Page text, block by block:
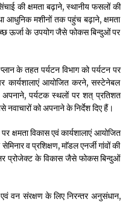
Day 14 May
13 May
11 May
की क्षमता बढ़ाने, स्थानीय फसलों की
आधुनिक मशीनों तक पहुंच बढ़ाने, क्षमता
ऊर्जा के उपयोग जैसे फोकस बिन्दुओं पर
के तहत पर्यटन विभाग को पर्यटन पर
कार्यशालाएं आयोजित करने, सस्टेनेबल
पर्यटक स्थलों पर शत् प्रतिशत
को अपनाने के निर्देश दिए हैं।
क्षमता विकास एवं कार्यशालाएं आयोजित
व प्रशिक्षण, माॅडल एनर्जी गांवों की
प्रोजेक्ट के विकास जैसे फोकस बिन्दुओं
वन संरक्षण के लिए निरन्तर अनुसंधान,